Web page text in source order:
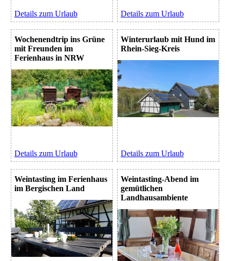
Details zum Urlaub Details zum Urlaub
Wochenendtrip ins Grüne
mit Freunden im
Ferienhaus in NRW
Details zum Urlaub
Winterurlaub mit Hund im
Rhein-Sieg-Kreis
Details zum Urlaub
Weintasting im Ferienhaus
im Bergischen Land
Weintasting-Abend im
gemütlichen
Landhausambiente